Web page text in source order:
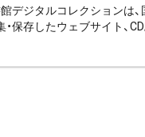
デジタルコレクションは
・保存したウェブサイト、